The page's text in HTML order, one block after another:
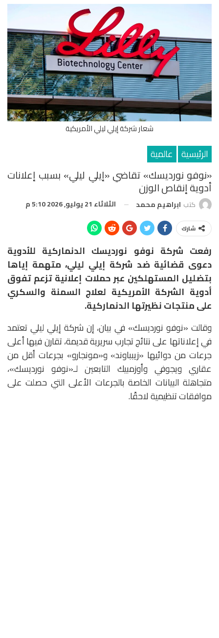
شعار شركة إيلي ليلي الأمريكية
الرئيسية عالمية
«نوفو نورديسك» تقاضي «إيلي ليلي» بسبب إعلانات
أدوية إنقاص الوزن
كتب ابراهيم محمد الثلاثاء 21 يوليو, 2026 5:10 م
شارك
رفعت شركة نوفو نورديسك الدنماركية للأدوية
دعوى قضائية ضد شركة إيلي ليلي، متهمة إياها
بتضليل المستهلكين عبر حملات إعلانية تزعم تفوق
أدوية الشركة الأمريكية لعلاج السمنة والسكري
على منتجات نظيرتها الدنماركية.
وقالت «نوفو نورديسك» في بيان، إن شركة إيلي ليلي تعتمد
في إعلاناتها على نتائج تجارب سريرية قديمة، تقارن فيها أعلى
جرعات من دوائيها «زيبباوند» و«مونجارو» بجرعات أقل من
عقاري ويجوفي وأوزمبيك التابعين لـ«نوفو نورديسك»،
متجاهلة البيانات الخاصة بالجرعات الأعلى التي حصلت على
موافقات تنظيمية لاحقًا.